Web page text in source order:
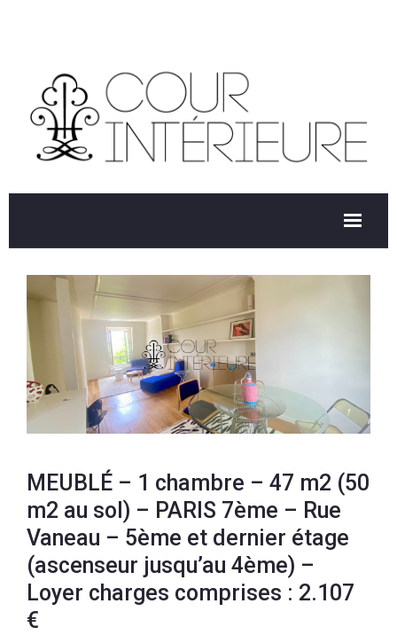
MEUBLÉ – 1 chambre – 47 m2 (50
m2 au sol) – PARIS 7ème – Rue
Vaneau – 5ème et dernier étage
(ascenseur jusqu’au 4ème) –
Loyer charges comprises : 2.107
€